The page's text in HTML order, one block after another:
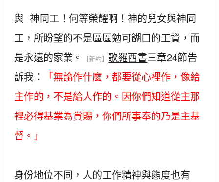
與 神同工！何等榮耀啊！神的兒女與神同
工，所盼望的不是區區勉可餬口的工資，而
是永遠的家業。
【新約】歌羅西書三章24節告
訴我：
「無論作什麼，都要從心裡作，像給
主作的，不是給人作的。因你們知道從主那
裡必得基業為賞賜，你們所事奉的乃是主基
督。」
身份地位不同，人的工作精神與態度也有